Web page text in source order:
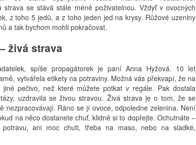
strava se stává stále méně poživatelnou. Vždyť v ovocných
z toho 5 jedů, a z toho jeden jed na krysy. Růžové uzeniny
a tak bychom mohli pokračovat.
živá strava
spíše propagátorek je paní Anna Hyžová. 10 let
vytvářela etikety na potraviny. Možná vás překvapí, že na
pečivo, než které můžete potkat v regále. Pak dostala
uzdravila se živou stravou. Živá strava je o tom, že se
nezpracovávají. Ráno se jí ovoce, odpoledne zelenina. Není
na něco dostanete chuť, klidně si to dopřejte. Ochutnáte –
ani moc chuti, třeba na maso, nebo na sladké,